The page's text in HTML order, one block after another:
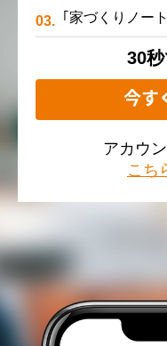
｢家づくりノー
30秒
今す
アカウ
こち